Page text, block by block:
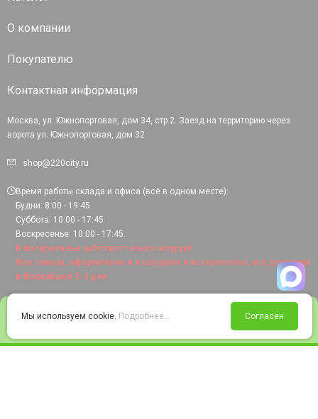
Войти Избранное Корзина
О компании
Покупателю
Контактная информация
Москва, ул. Южнопортовая, дом 34, стр.2. Заезд на территорию через
ворота ул. Южнопортовая, дом 32.
shop@220city.ru
Время работы склада и офиса (всё в одном месте):
Будни: 8:00 - 19:45
Суббота: 10:00 - 17:45
Воскресенье: 10:00 - 17:45.
В воскресенье работает только шоурум!
Все заказы, оформленные в шоуруме в воскресенье, мы доставим
в ближайшие 2-3 дня.
Мы используем cookie. Подробнее... Согласен